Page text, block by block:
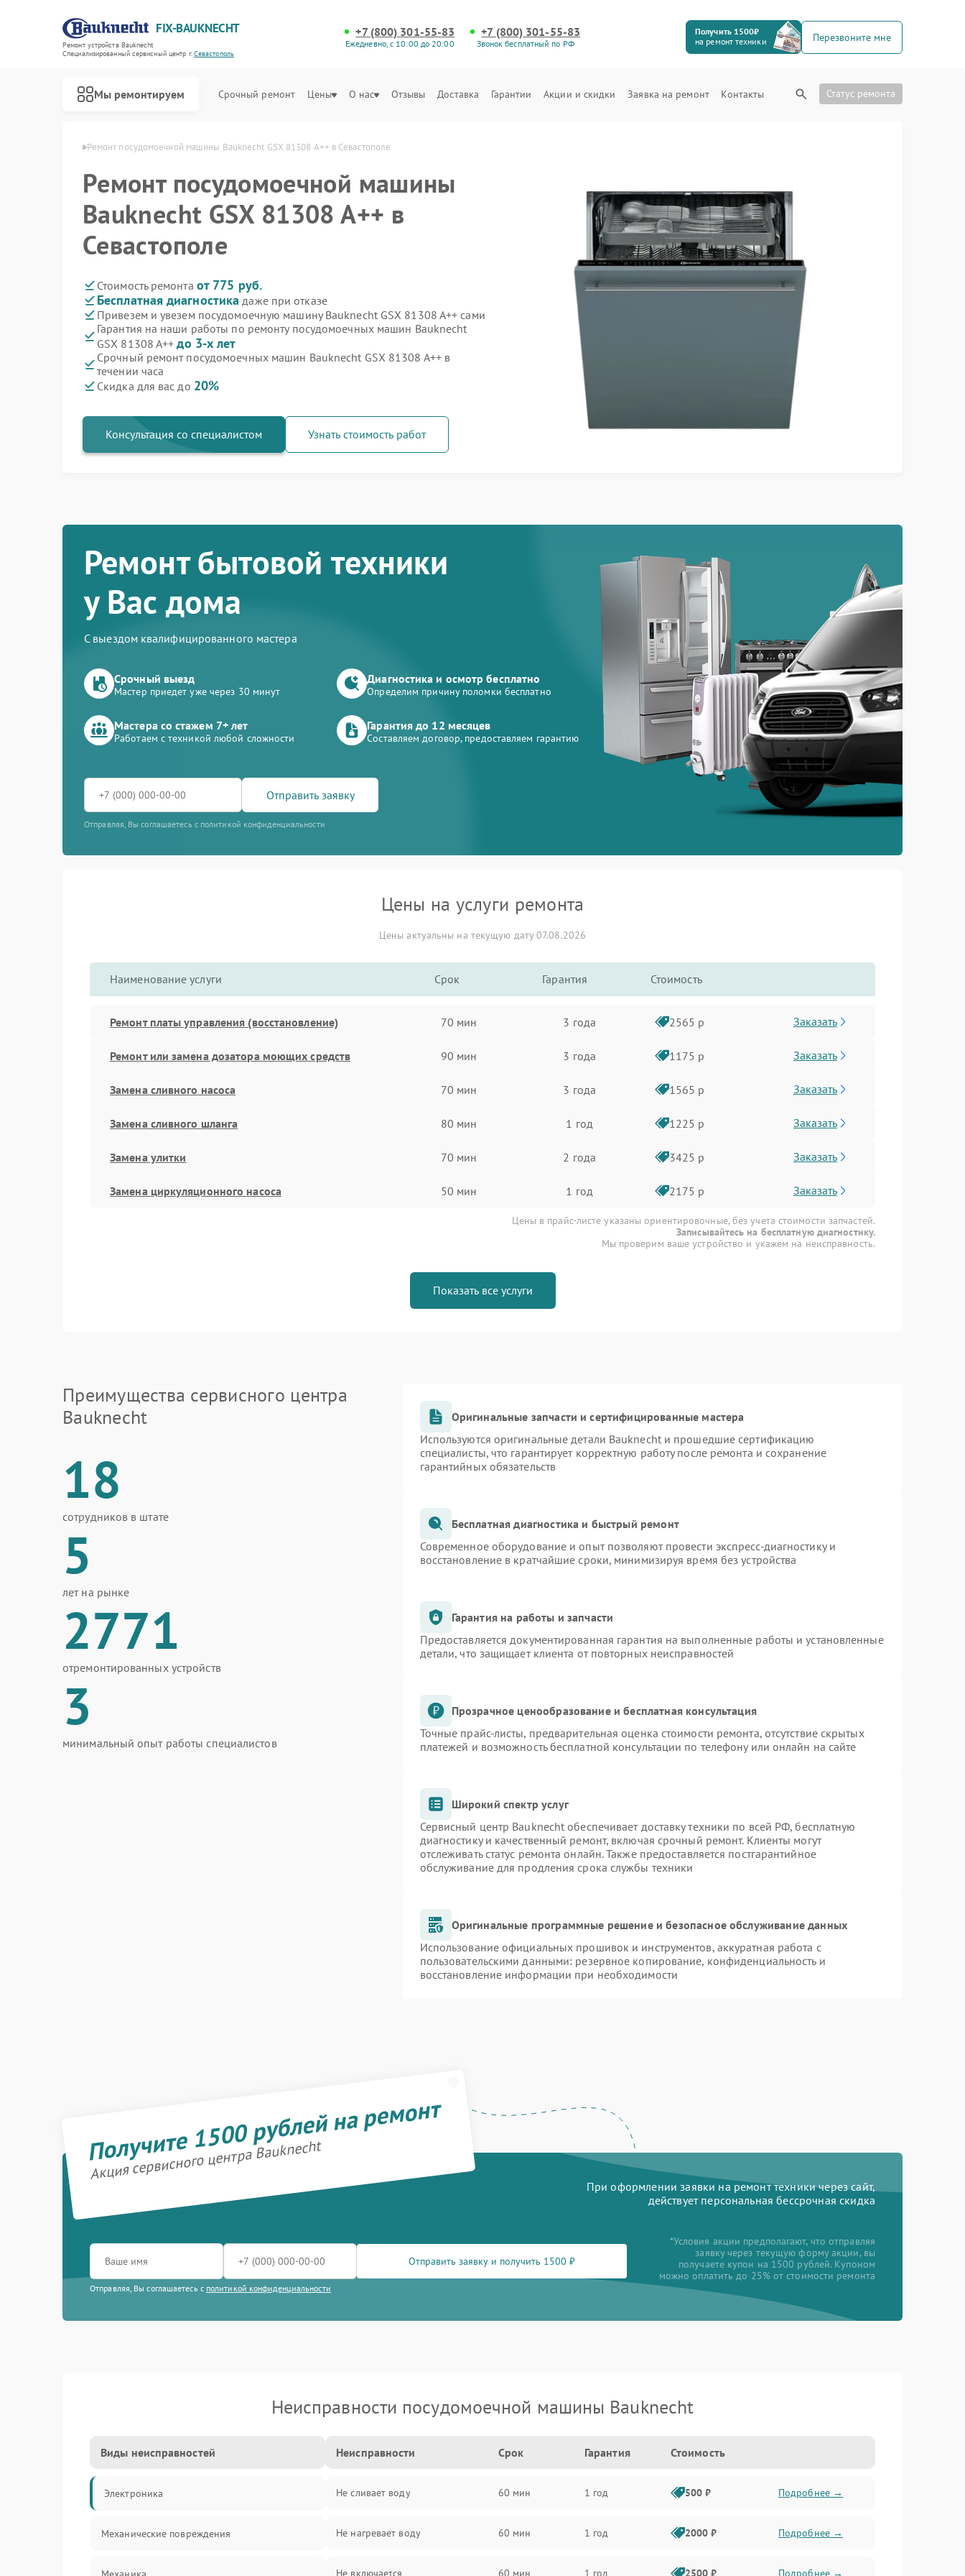
FIX-BAUKNECHT
Ремонт устройств Bauknecht
Специализированный cервисный центр г.Севастополь
+7 (800) 301-55-83
Ежедневно, с 10:00 до 20:00
+7 (800) 301-55-83
Звонок бесплатный по РФ
Получить 1500₽
на ремонт техники
Перезвоните мне
Мы ремонтируем Срочный ремонт Цены О нас Отзывы Доставка Гарантии Акции и скидки Заявка на ремонт Контакты Статус ремонта
Ремонт посудомоечной машины Bauknecht GSX 81308 A++ в Севастополе
Ремонт посудомоечной машины
Bauknecht GSX 81308 A++ в
Севастополе
Стоимость ремонта от 775 руб.
Бесплатная диагностика даже при отказе
Привезем и увезем посудомоечную машину Bauknecht GSX 81308 A++ сами
Гарантия на наши работы по ремонту посудомоечных машин Bauknecht
GSX 81308 A++до 3-х лет
Срочный ремонт посудомоечных машин Bauknecht GSX 81308 A++ в
течении часа
Скидка для вас до 20%
Консультация со специалистом Узнать стоимость работ
Ремонт бытовой техники
у Вас дома
С выездом квалифицированного мастера
Срочный выезд
Мастер приедет уже через 30 минут
Диагностика и осмотр бесплатно
Определим причину поломки бесплатно
Мастера со стажем 7+ лет
Работаем с техникой любой сложности
Гарантия до 12 месяцев
Составляем договор, предоставляем гарантию
Отправить заявку
Отправляя, Вы соглашаетесь с политикой конфиденциальности
Цены на услуги ремонта
Цены актуальны на текущую дату 07.08.2026
Наименование услуги Срок Гарантия Стоимость
Ремонт платы управления (восстановление) 70 мин 3 года 2565 р Заказать
Ремонт или замена дозатора моющих средств 90 мин 3 года 1175 р Заказать
Замена сливного насоса 70 мин 3 года 1565 р Заказать
Замена сливного шланга 80 мин 1 год 1225 р Заказать
Замена улитки 70 мин 2 года 3425 р Заказать
Замена циркуляционного насоса 50 мин 1 год 2175 р Заказать
Цены в прайс-листе указаны ориентировочные, без учета стоимости запчастей.
Записывайтесь на бесплатную диагностику.
Мы проверим ваше устройство и укажем на неисправность.
Показать все услуги
Преимущества сервисного центра
Bauknecht
18
сотрудников в штате
5
лет на рынке
2771
отремонтированных устройств
3
минимальный опыт работы специалистов
Оригинальные запчасти и сертифицированные мастера
Используются оригинальные детали Bauknecht и прошедшие сертификацию
специалисты, что гарантирует корректную работу после ремонта и сохранение
гарантийных обязательств
Бесплатная диагностика и быстрый ремонт
Современное оборудование и опыт позволяют провести экспресс-диагностику и
восстановление в кратчайшие сроки, минимизируя время без устройства
Гарантия на работы и запчасти
Предоставляется документированная гарантия на выполненные работы и установленные
детали, что защищает клиента от повторных неисправностей
Прозрачное ценообразование и бесплатная консультация
Точные прайс-листы, предварительная оценка стоимости ремонта, отсутствие скрытых
платежей и возможность бесплатной консультации по телефону или онлайн на сайте
Широкий спектр услуг
Сервисный центр Bauknecht обеспечивает доставку техники по всей РФ, бесплатную
диагностику и качественный ремонт, включая срочный ремонт. Клиенты могут
отслеживать статус ремонта онлайн. Также предоставляется постгарантийное
обслуживание для продления срока службы техники
Оригинальные программные решение и безопасное обслуживание данных
Использование официальных прошивок и инструментов, аккуратная работа с
пользовательскими данными: резервное копирование, конфиденциальность и
восстановление информации при необходимости
Получите 1500 рублей на ремонт
Акция сервисного центра Bauknecht
При оформлении заявки на ремонт техники через сайт,
действует персональная бессрочная скидка
Отправить заявку и получить 1500 ₽
Отправляя, Вы соглашаетесь с политикой конфиденциальности
*Условия акции предполагают, что отправляя
заявку через текущую форму акции, вы
получаете купон на 1500 рублей. Купоном
можно оплатить до 25% от стоимости ремонта
Неисправности посудомоечной машины Bauknecht
Виды неисправностей
Электроника
Механические повреждения
Неисправности Срок Гарантия Стоимость
Не сливает воду 60 мин 1 год 500 ₽ Подробнее →
Не нагревает воду 60 мин 1 год 2000 ₽ Подробнее →
Не включается 60 мин 1 год 2500 ₽ Подробнее →